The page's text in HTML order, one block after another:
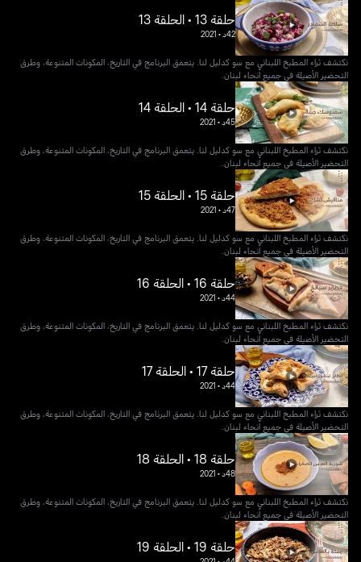
حلقة 13 • الحلقة 13
42د •
2021
نكتشف ثراء المطبخ اللبناني مع سو كدليل لنا. يتعمق البرنامج في التاريخ، المكونات المتنوعة، وطرق
التحضير الأصيلة في جميع أنحاء لبنان.
حلقة 14 • الحلقة 14
45د •
2021
نكتشف ثراء المطبخ اللبناني مع سو كدليل لنا. يتعمق البرنامج في التاريخ، المكونات المتنوعة، وطرق
التحضير الأصيلة في جميع أنحاء لبنان.
حلقة 15 • الحلقة 15
47د •
2021
نكتشف ثراء المطبخ اللبناني مع سو كدليل لنا. يتعمق البرنامج في التاريخ، المكونات المتنوعة، وطرق
التحضير الأصيلة في جميع أنحاء لبنان.
حلقة 16 • الحلقة 16
44د •
2021
نكتشف ثراء المطبخ اللبناني مع سو كدليل لنا. يتعمق البرنامج في التاريخ، المكونات المتنوعة، وطرق
التحضير الأصيلة في جميع أنحاء لبنان.
حلقة 17 • الحلقة 17
44د •
2021
نكتشف ثراء المطبخ اللبناني مع سو كدليل لنا. يتعمق البرنامج في التاريخ، المكونات المتنوعة، وطرق
التحضير الأصيلة في جميع أنحاء لبنان.
حلقة 18 • الحلقة 18
48د •
2021
نكتشف ثراء المطبخ اللبناني مع سو كدليل لنا. يتعمق البرنامج في التاريخ، المكونات المتنوعة، وطرق
التحضير الأصيلة في جميع أنحاء لبنان.
حلقة 19 • الحلقة 19